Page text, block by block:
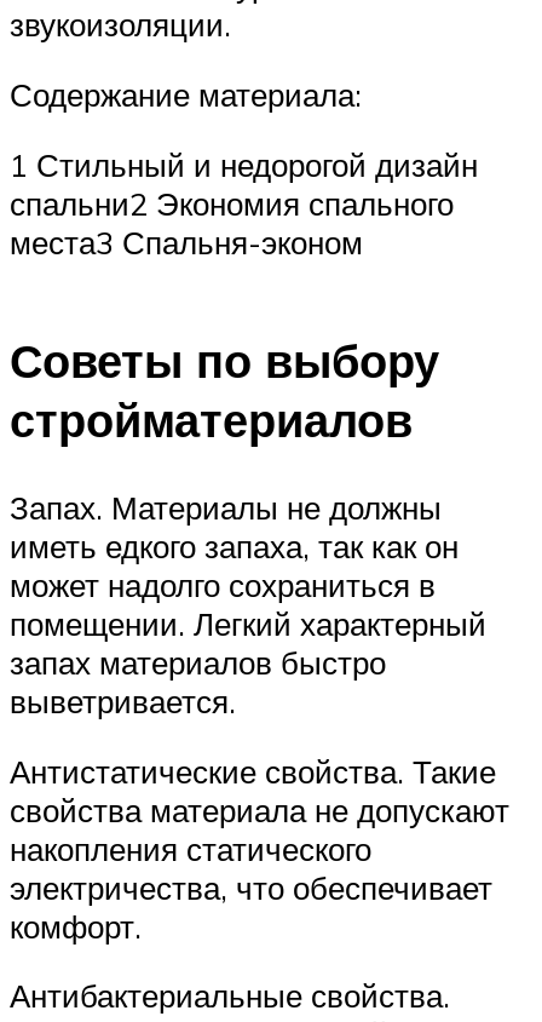
звукоизоляции.
Содержание материала:
1 Стильный и недорогой дизайн
спальни2 Экономия спального
места3 Спальня-эконом
Советы по выбору
стройматериалов
Запах. Материалы не должны
иметь едкого запаха, так как он
может надолго сохраниться в
помещении. Легкий характерный
запах материалов быстро
выветривается.
Антистатические свойства. Такие
свойства материала не допускают
накопления статического
электричества, что обеспечивает
комфорт.
Антибактериальные свойства.